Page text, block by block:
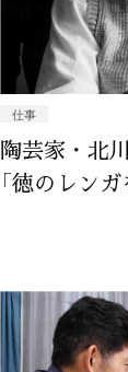
仕事
陶芸家・北
「徳のレン